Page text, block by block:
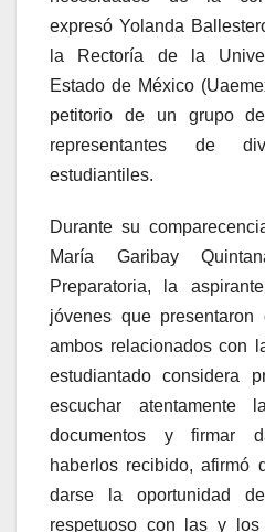
expresó Yolanda
la Rectoría de la
Estado de México
petitorio de un grupo
representantes de
estudiantiles.
Durante su
María Garibay
Preparatoria, la
jóvenes que presentaron
ambos relacionados con
estudiantado considera
escuchar atentamente
documentos y firmar
haberlos recibido, afirmó
darse la oportunidad
respetuoso con las y